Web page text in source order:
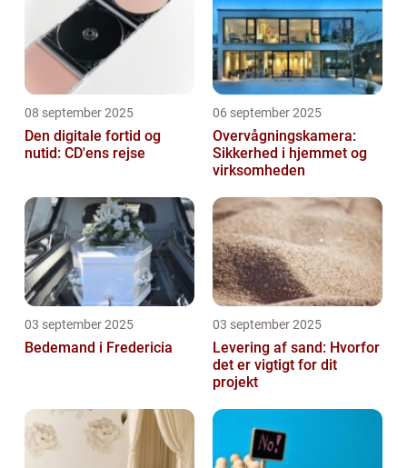
08 september 2025
Den digitale fortid og
nutid: CD'ens rejse
06 september 2025
Overvågningskamera:
Sikkerhed i hjemmet og
virksomheden
03 september 2025
Bedemand i Fredericia
03 september 2025
Levering af sand: Hvorfor
det er vigtigt for dit
projekt